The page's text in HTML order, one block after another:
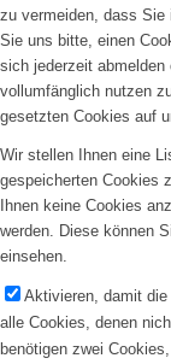
zu vermeiden, dass Sie
Sie uns bitte, einen
sich jederzeit
vollumfänglich nutzen
gesetzten Cookies auf
Wir stellen Ihnen eine
gespeicherten Cookies
Ihnen keine Cookies
werden. Diese können
einsehen.
Aktivieren, damit die
alle Cookies, denen
benötigen zwei